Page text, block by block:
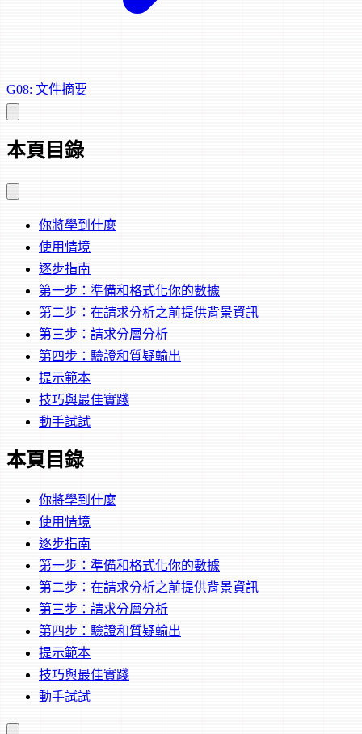
G08: 文件摘要
本頁目錄
你將學到什麼
使用情境
逐步指南
第一步：準備和格式化你的數據
第二步：在請求分析之前提供背景資訊
第三步：請求分層分析
第四步：驗證和質疑輸出
提示範本
技巧與最佳實踐
動手試試
本頁目錄
你將學到什麼
使用情境
逐步指南
第一步：準備和格式化你的數據
第二步：在請求分析之前提供背景資訊
第三步：請求分層分析
第四步：驗證和質疑輸出
提示範本
技巧與最佳實踐
動手試試